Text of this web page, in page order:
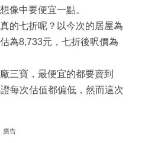
像中要便宜一點。
的七折呢？以今次的居屋為
為8,733元，七折後呎價為
三寶，最便宜的都要賣到
每次估值都偏低，然而這次
廣告